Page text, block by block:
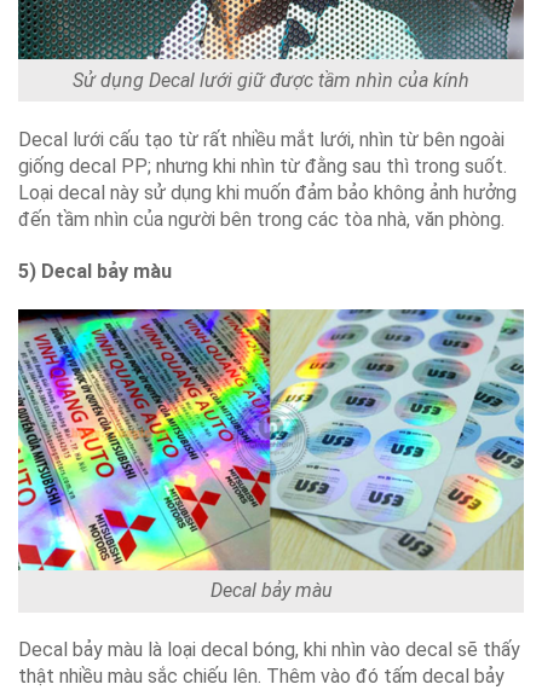
Sử dụng Decal lưới giữ được tầm nhìn của kính
Decal lưới cấu tạo từ rất nhiều mắt lưới, nhìn từ bên ngoài
giống decal PP; nhưng khi nhìn từ đằng sau thì trong suốt.
Loại decal này sử dụng khi muốn đảm bảo không ảnh hưởng
đến tầm nhìn của người bên trong các tòa nhà, văn phòng.
5) Decal bảy màu
Decal bảy màu
Decal bảy màu là loại decal bóng, khi nhìn vào decal sẽ thấy
thật nhiều màu sắc chiếu lên. Thêm vào đó tấm decal bảy